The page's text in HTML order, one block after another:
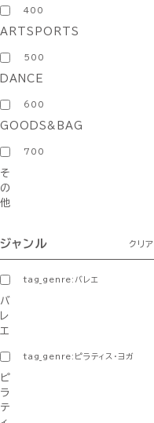
400
ARTSPORTS
500
DANCE
600
GOODS&BAG
700
そ
の
他
ジャンル クリア
tag_genre:バレエ
バ
レ
エ
tag_genre:ピラティス・ヨガ
ピ
ラ
テ